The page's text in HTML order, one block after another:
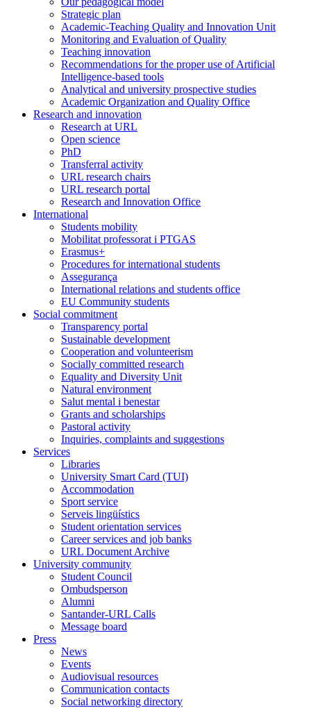
Strategic plan
Academic-Teaching Quality and Innovation Unit
Monitoring and Evaluation of Quality
Teaching innovation
Recommendations for the proper use of Artificial
Intelligence-based tools
Analytical and university prospective studies
Academic Organization and Quality Office
Research and innovation
Research at URL
Open science
PhD
Transferral activity
URL research chairs
URL research portal
Research and Innovation Office
International
Students mobility
Mobilitat professorat i PTGAS
Erasmus+
Procedures for international students
Assegurança
International relations and students office
EU Community students
Social commitment
Transparency portal
Sustainable development
Cooperation and volunteerism
Socially committed research
Equality and Diversity Unit
Natural environment
Salut mental i benestar
Grants and scholarships
Pastoral activity
Inquiries, complaints and suggestions
Services
Libraries
University Smart Card (TUI)
Accommodation
Sport service
Serveis lingüístics
Student orientation services
Career services and job banks
URL Document Archive
University community
Student Council
Ombudsperson
Alumni
Santander-URL Calls
Message board
Press
News
Events
Audiovisual resources
Communication contacts
Social networking directory